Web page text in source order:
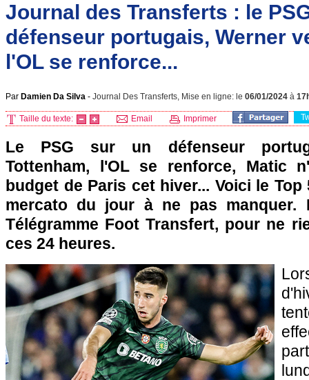
Journal des Transferts : le
défenseur portugais, Werner
l'OL se renforce...
Par Damien Da Silva - Journal Des Transferts, Mise en ligne: le 06/01/2024 à
Taille du texte: Email Imprimer
Le PSG sur un défenseur
Tottenham, l'OL se renforce, Matic
budget de Paris cet hiver... Voici le
mercato du jour à ne pas manquer.
Télégramme Foot Transfert, pour ne
ces 24 heures.